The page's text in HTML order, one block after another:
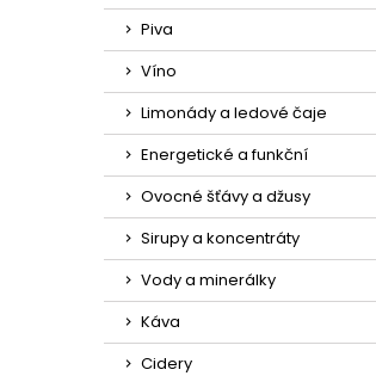
Piva
Víno
Limonády a ledové čaje
Energetické a funkční
Ovocné šťávy a džusy
Sirupy a koncentráty
Vody a minerálky
Káva
Cidery